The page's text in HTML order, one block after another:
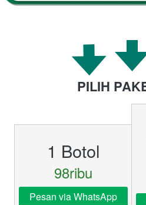
PILIH
1 Botol
98ribu
Pesan via WhatsApp